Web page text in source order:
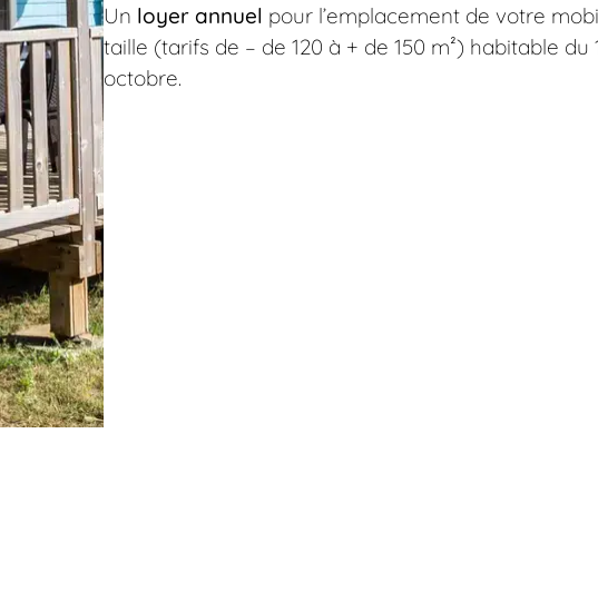
Un loyer annuel pour l’emplacement de votre
taille (tarifs de – de 120 à + de 150 m²) habitable du
octobre.